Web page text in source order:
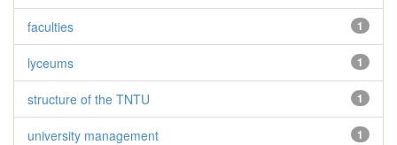
1
faculties
1
lyceums
1
structure of the TNTU
1
university management